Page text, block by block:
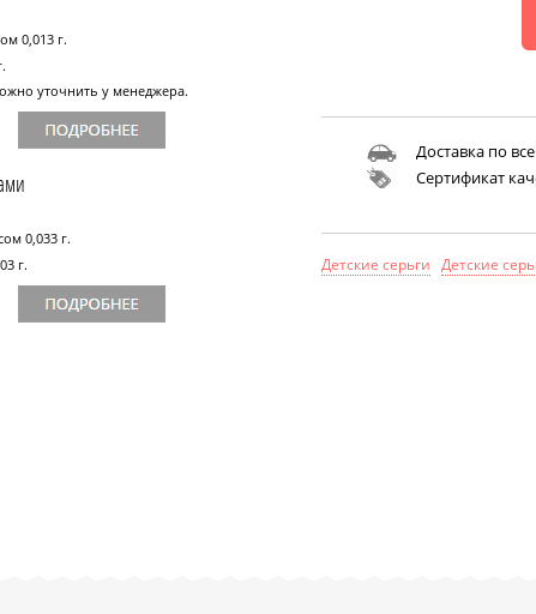
0,013 г.
уточнить у менеджера.
0,033 г.
г.
Доставка по
Сертификат
Детские серьги Детские